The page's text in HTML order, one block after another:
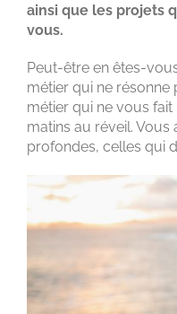
ainsi que les projets
vous.
Peut-être en êtes-
métier qui ne résonne
métier qui ne vous
matins au réveil.
profondes, celles qui